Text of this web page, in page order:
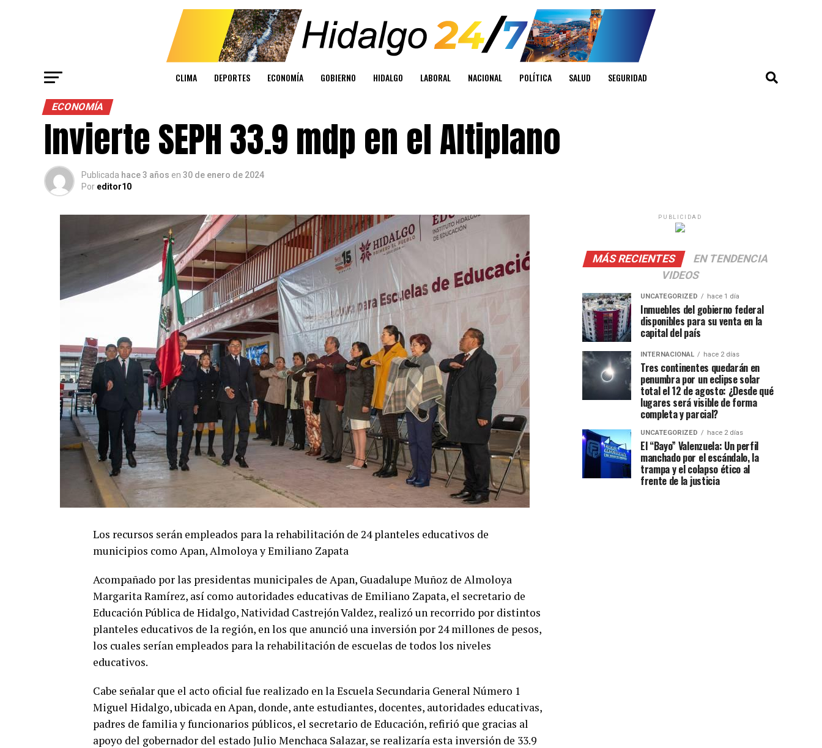
CLIMA DEPORTES ECONOMÍA GOBIERNO HIDALGO LABORAL NACIONAL POLÍTICA SALUD SEGURIDAD
ECONOMÍA
Invierte SEPH 33.9 mdp en el Altiplano
Publicada hace 3 años en 30 de enero de 2024
Por editor10
Los recursos serán empleados para la rehabilitación de 24 planteles educativos de
municipios como Apan, Almoloya y Emiliano Zapata
Acompañado por las presidentas municipales de Apan, Guadalupe Muñoz de Almoloya
Margarita Ramírez, así como autoridades educativas de Emiliano Zapata, el secretario de
Educación Pública de Hidalgo, Natividad Castrejón Valdez, realizó un recorrido por distintos
planteles educativos de la región, en los que anunció una inversión por 24 millones de pesos,
los cuales serían empleados para la rehabilitación de escuelas de todos los niveles
educativos.
Cabe señalar que el acto oficial fue realizado en la Escuela Secundaria General Número 1
Miguel Hidalgo, ubicada en Apan, donde, ante estudiantes, docentes, autoridades educativas,
padres de familia y funcionarios públicos, el secretario de Educación, refirió que gracias al
apoyo del gobernador del estado Julio Menchaca Salazar, se realizaría esta inversión de 33.9
PUBLICIDAD
MÁS RECIENTES
EN TENDENCIA
VIDEOS
UNCATEGORIZED hace 1 día
Inmuebles del gobierno federal
disponibles para su venta en la
capital del país
INTERNACIONAL hace 2 días
Tres continentes quedarán en
penumbra por un eclipse solar
total el 12 de agosto: ¿Desde qué
lugares será visible de forma
completa y parcial?
UNCATEGORIZED hace 2 días
El “Bayo” Valenzuela: Un perfil
manchado por el escándalo, la
trampa y el colapso ético al
frente de la justicia